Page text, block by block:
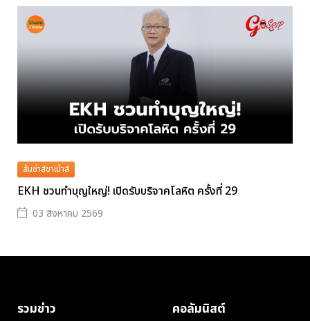
ส้มซ่าส์ขาเม้าส์
EKH ชวนทำบุญใหญ่! เปิดรับบริจาคโลหิต ครั้งที่ 29
03 สิงหาคม 2569
รวมข่าว คอลัมนิสต์